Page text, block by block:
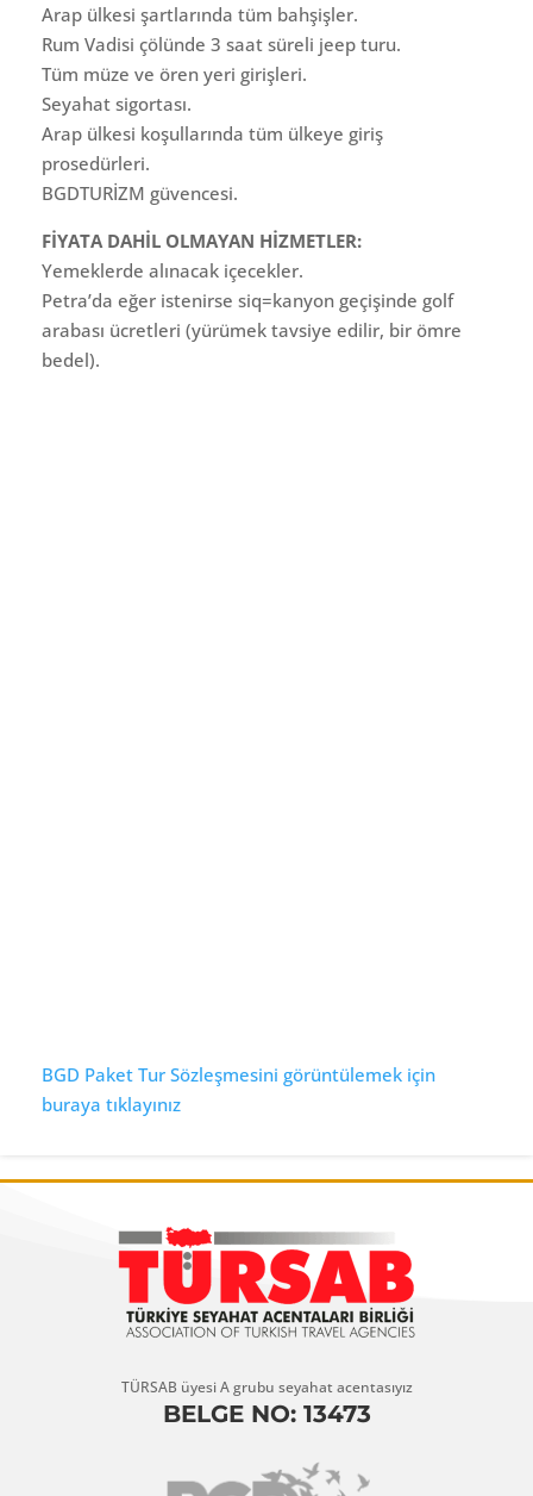
Arap ülkesi şartlarında tüm bahşişler.
Rum Vadisi çölünde 3 saat süreli jeep turu.
Tüm müze ve ören yeri girişleri.
Seyahat sigortası.
Arap ülkesi koşullarında tüm ülkeye giriş
prosedürleri.
BGDTURİZM güvencesi.
FİYATA DAHİL OLMAYAN HİZMETLER:
Yemeklerde alınacak içecekler.
Petra’da eğer istenirse siq=kanyon geçişinde golf
arabası ücretleri (yürümek tavsiye edilir, bir ömre
bedel).
BGD Paket Tur Sözleşmesini görüntülemek için
buraya tıklayınız
TÜRSAB üyesi A grubu seyahat acentasıyız
BELGE NO: 13473